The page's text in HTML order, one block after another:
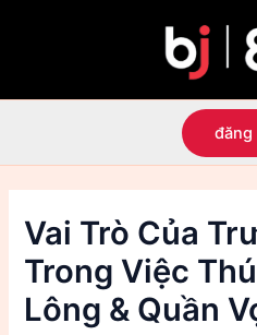
đăng
Vai Trò Của
Trong Việc
Lông & Quần